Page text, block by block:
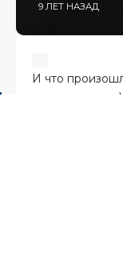
9 ЛЕТ НАЗАД
И что
рассказывали. :)